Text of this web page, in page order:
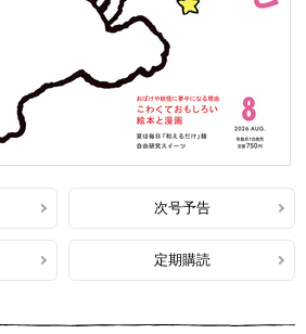
次号予告
定期購読